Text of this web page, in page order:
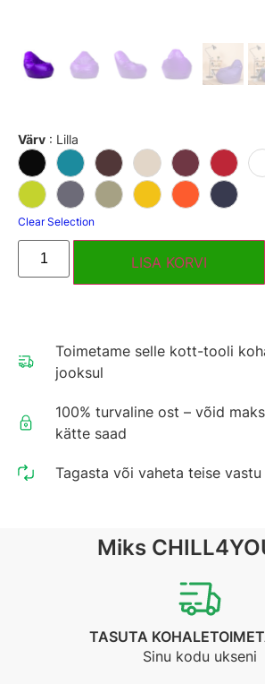
Värv : Lilla
Clear Selection
LISA KORVI
Toimetame selle kott-tooli
jooksul
100% turvaline ost – võid
kätte saad
Tagasta või vaheta teise
Miks
TASUTA
Sinu kodu ukseni